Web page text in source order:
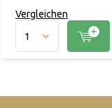
Vergleichen